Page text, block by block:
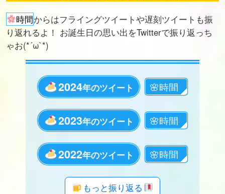
時間からはフライングツイートや遅刻ツイートも振
り返れるよ！ お誕生日の思い出をTwitterで振り返っち
ゃお(*´ω`*)
2024年のツイート
2023年のツイート
2022年のツイート
年のツイート
年のツイート
年のツイート
年のツイート
年のツイート
年のツイート
年のツイート
年のツイート
年のツイート
年のツイート
年のツイート
年のツイート
年のツイート
年のツイート
年のツイート
年のツイート
もっと振り返る